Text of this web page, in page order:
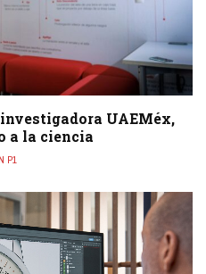
UAEMéx,
a la ciencia
P1